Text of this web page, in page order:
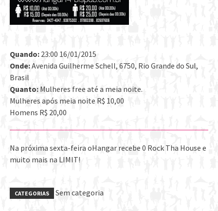
Quando: 23:00 16/01/2015
Onde:Avenida Guilherme Schell, 6750, Rio Grande do Sul,
Brasil
Quanto: Mulheres free até a meia noite.
Mulheres após meia noite R$ 10,00
Homens R$ 20,00
Na próxima sexta-feira oHangar recebe 0 Rock Tha House e
muito mais na LIMIT!
CATEGORIAS Sem categoria